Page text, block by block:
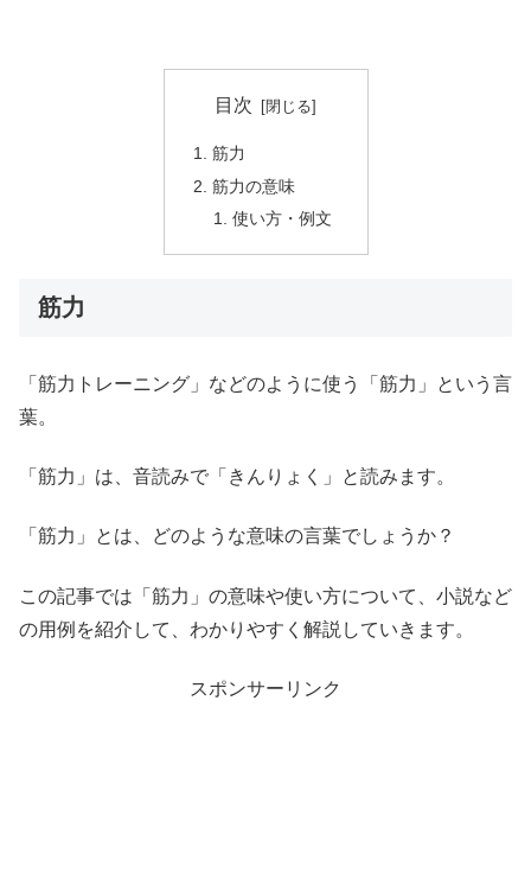
目次
筋力
筋力の意味
使い方・例文
筋力
「筋力トレーニング」などのように使う「筋力」という言
葉。
「筋力」は、音読みで「きんりょく」と読みます。
「筋力」とは、どのような意味の言葉でしょうか？
この記事では「筋力」の意味や使い方について、小説など
の用例を紹介して、わかりやすく解説していきます。
スポンサーリンク